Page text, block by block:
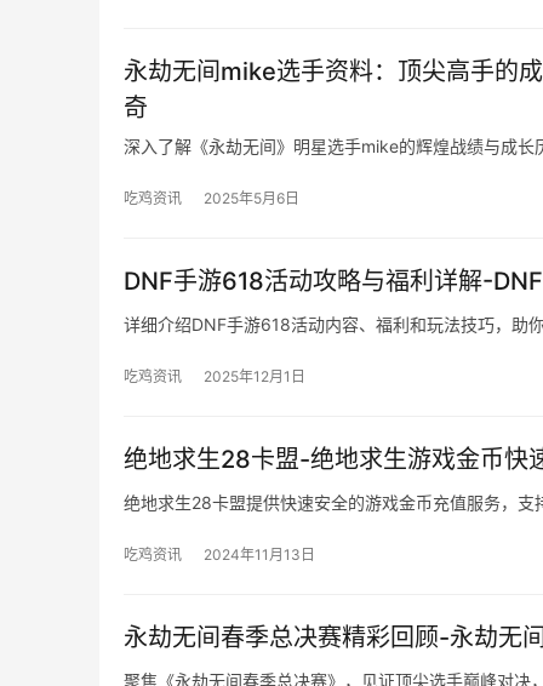
永劫无间mike选手资料：顶尖高手的
奇
深入了解《永劫无间》明星选手mike的辉煌战绩与成长
吃鸡资讯 2025年5月6日
DNF手游618活动攻略与福利详解-
详细介绍DNF手游618活动内容、福利和玩法技巧，助
吃鸡资讯 2025年12月1日
绝地求生28卡盟-绝地求生游戏金币快
绝地求生28卡盟提供快速安全的游戏金币充值服务，支
吃鸡资讯 2024年11月13日
永劫无间春季总决赛精彩回顾-永劫无
聚焦《永劫无间春季总决赛》，见证顶尖选手巅峰对决